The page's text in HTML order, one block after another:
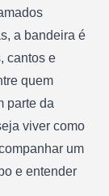
a bandeira é
cantos e
quem
parte da
viver como
um
e entender